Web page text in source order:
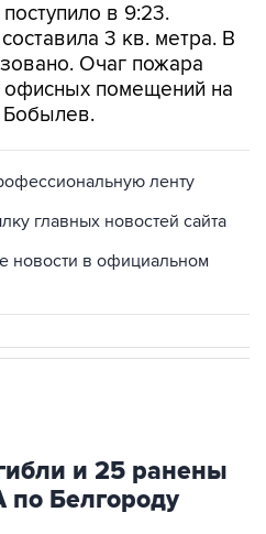
в 9:23.
3 кв. метра. В
Очаг пожара
офисных помещений на
Бобылев.
ленту
главных новостей сайта
новости в официальном
и 25 ранены
Белгороду